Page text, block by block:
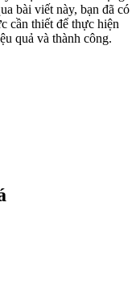
bài viết này, bạn đã có
cần thiết để thực hiện
quả và thành công.